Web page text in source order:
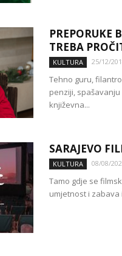
PREPORUKE
TREBA
KULTURA 25/12/
Tehno guru,
penziji,
književna...
SARAJEVO
KULTURA 08/08/
Tamo gdje se
umjetnost i zabava